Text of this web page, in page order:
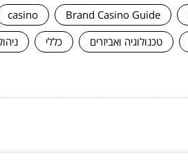
Brand Casino Guide
casino
טכנולוגיה ואביזרים כללי